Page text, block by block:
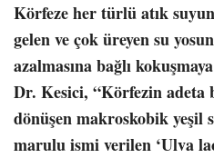
Körfeze her türlü atık
gelen ve çok üreyen su
azalmasına bağlı
Dr. Kesici, “Körfezin adeta
dönüşen makroskobik yeşil
marulu ismi verilen ‘Ulva